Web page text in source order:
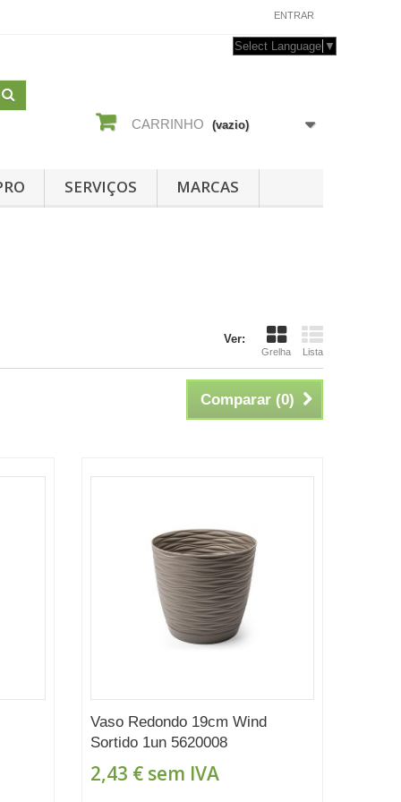
ENTRAR
Select Language ▼
CARRINHO (vazio)
SERVIÇOS MARCAS
Ver:
Grelha Lista
Comparar (0)
Vaso Redondo 19cm Wind
Sortido 1un 5620008
2,43 €sem IVA